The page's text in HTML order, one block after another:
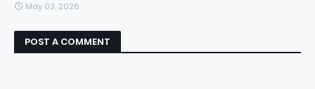
May 03, 2026
POST A COMMENT